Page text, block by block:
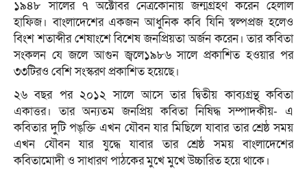
১৯৪৮ সালের ৭ অক্টোবর নেত্রকোনায় জন্মগ্রহণ করেন হেলাল
হাফিজ। বাংলাদেশের একজন আধুনিক কবি যিনি স্বল্পপ্রজ হলেও
বিংশ শতাব্দীর শেষাংশে বিশেষ জনপ্রিয়তা অর্জন করেন। তার কবিতা
সংকলন যে জলে আগুন জ্বলে১৯৮৬ সালে প্রকাশিত হওয়ার পর
৩৩টিরও বেশি সংস্করণ প্রকাশিত হয়েছে।
২৬ বছর পর ২০১২ সালে আসে তার দ্বিতীয় কাব্যগ্রন্থ কবিতা
একাত্তর। তার অন্যতম জনপ্রিয় কবিতা নিষিদ্ধ সম্পাদকীয়- এ
কবিতার দুটি পঙ্‌ক্তি এখন যৌবন যার মিছিলে যাবার তার শ্রেষ্ঠ সময়
এখন যৌবন যার যুদ্ধে যাবার তার শ্রেষ্ঠ সময় বাংলাদেশের
কবিতামোদী ও সাধারণ পাঠকের মুখে মুখে উচ্চারিত হয়ে থাকে।